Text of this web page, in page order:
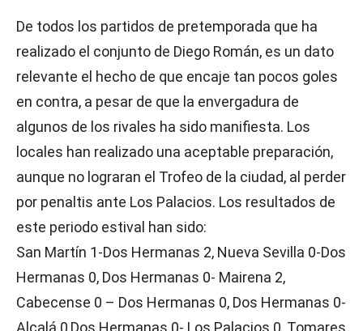
De todos los partidos de pretemporada que ha
realizado el conjunto de Diego Román, es un dato
relevante el hecho de que encaje tan pocos goles
en contra, a pesar de que la envergadura de
algunos de los rivales ha sido manifiesta. Los
locales han realizado una aceptable preparación,
aunque no lograran el Trofeo de la ciudad, al perder
por penaltis ante Los Palacios. Los resultados de
este periodo estival han sido:
San Martín 1-Dos Hermanas 2, Nueva Sevilla 0-Dos
Hermanas 0, Dos Hermanas 0- Mairena 2,
Cabecense 0 – Dos Hermanas 0, Dos Hermanas 0-
Alcalá 0,Dos Hermanas 0- Los Palacios 0, Tomares